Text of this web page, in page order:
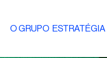
O GRUPO ESTRATÉGIA